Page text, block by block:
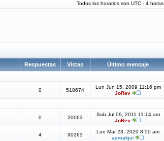
Todos los horarios son UTC - 4 horas
Respuestas Vistas Último mensaje
0 518674
Lun Jun 15, 2009 11:16 pm
JoRev
0 20063
Sab Jul 09, 2011 11:14 am
JoRev
4 90263
Lun Mar 23, 2020 8:50 am
aeroalqui